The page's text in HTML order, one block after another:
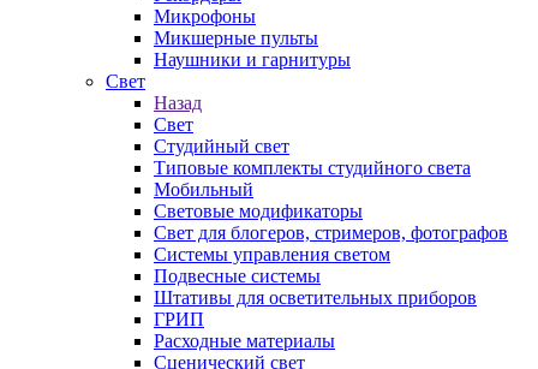
Микрофоны
Микшерные пульты
Наушники и гарнитуры
Свет
Назад
Свет
Студийный свет
Типовые комплекты студийного света
Мобильный
Световые модификаторы
Свет для блогеров, стримеров, фотографов
Системы управления светом
Подвесные системы
Штативы для осветительных приборов
ГРИП
Расходные материалы
Сценический свет